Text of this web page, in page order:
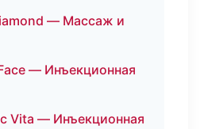
— Массаж и
— Инъекционная
Vita — Инъекционная